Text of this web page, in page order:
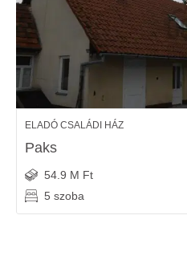
ELADÓ CSALÁDI HÁZ
Paks
54.9 M Ft
5 szoba